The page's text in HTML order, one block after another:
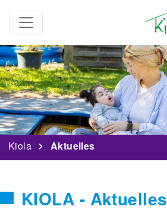
Kiola Aktuelles
KIOLA - Aktuelles